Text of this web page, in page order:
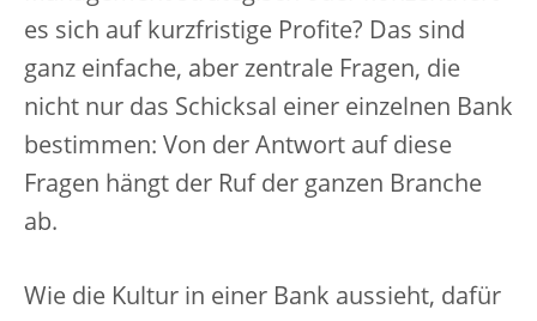
es sich auf kurzfristige Profite? Das sind
ganz einfache, aber zentrale Fragen, die
nicht nur das Schicksal einer einzelnen Bank
bestimmen: Von der Antwort auf diese
Fragen hängt der Ruf der ganzen Branche
ab.
Wie die Kultur in einer Bank aussieht, dafür